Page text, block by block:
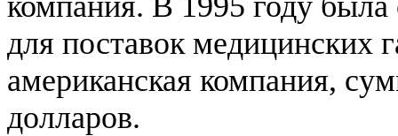
для поставок медицинских
американская компания,
долларов.